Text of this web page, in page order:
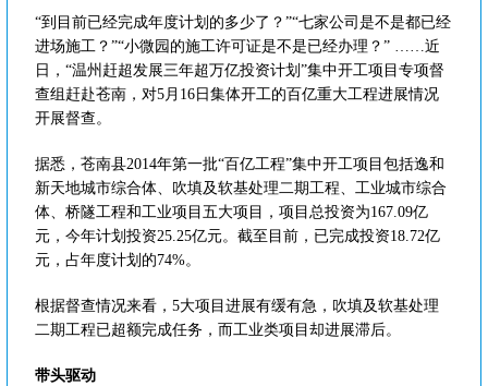
“到目前已经完成年度计划的多少了？”“七家公司是不是都已经
进场施工？”“小微园的施工许可证是不是已经办理？” ……近
日，“温州赶超发展三年超万亿投资计划”集中开工项目专项督
查组赶赴苍南，对5月16日集体开工的百亿重大工程进展情况
开展督查。
据悉，苍南县2014年第一批“百亿工程”集中开工项目包括逸和
新天地城市综合体、吹填及软基处理二期工程、工业城市综合
体、桥隧工程和工业项目五大项目，项目总投资为167.09亿
元，今年计划投资25.25亿元。截至目前，已完成投资18.72亿
元，占年度计划的74%。
根据督查情况来看，5大项目进展有缓有急，吹填及软基处理
二期工程已超额完成任务，而工业类项目却进展滞后。
带头驱动